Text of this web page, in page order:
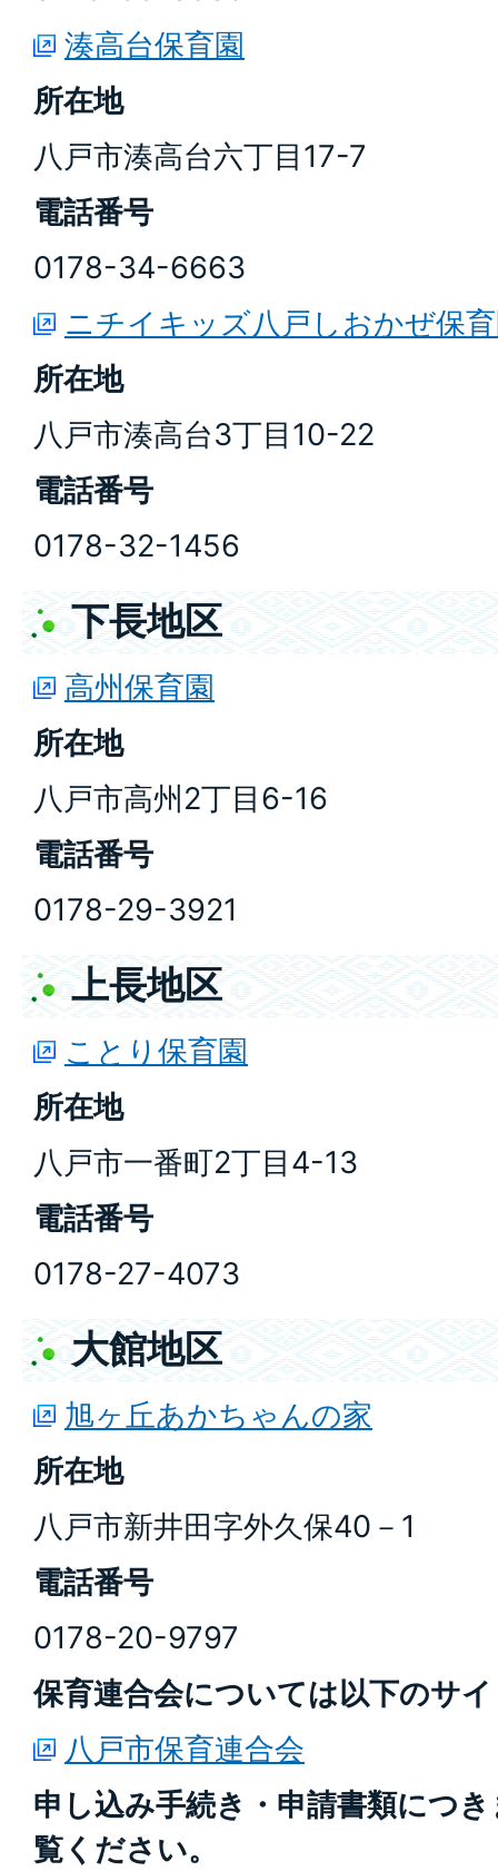
湊高台保育園
所在地
八戸市湊高台六丁目17-7
電話番号
0178-34-6663
ニチイキッズ八戸しおかぜ保
所在地
八戸市湊高台3丁目10-22
電話番号
0178-32-1456
下長地区
高州保育園
所在地
八戸市高州2丁目6-16
電話番号
0178-29-3921
上長地区
ことり保育園
所在地
八戸市一番町2丁目4-13
電話番号
0178-27-4073
大館地区
旭ヶ丘あかちゃんの家
所在地
八戸市新井田字外久保40－1
電話番号
0178-20-9797
保育連合会については以下のサ
八戸市保育連合会
申し込み手続き・申請書類につ
覧ください。